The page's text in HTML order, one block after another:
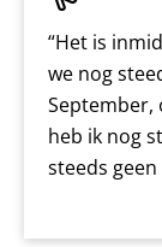
“Het is
we nog
September,
heb ik nog
steeds